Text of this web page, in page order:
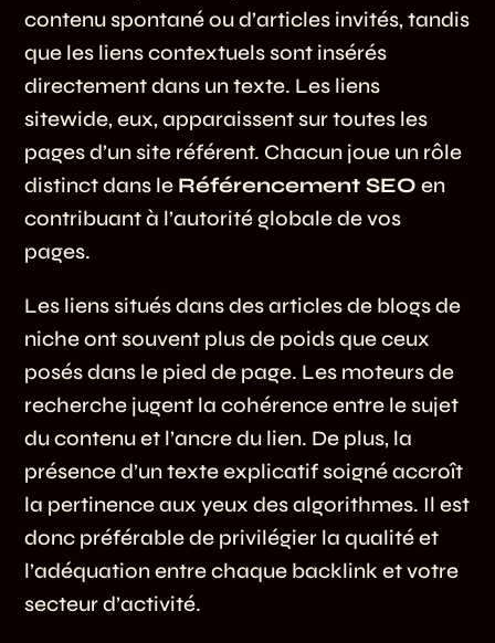
contenu spontané ou d’articles invités, tandis
que les liens contextuels sont insérés
directement dans un texte. Les liens
sitewide, eux, apparaissent sur toutes les
pages d’un site référent. Chacun joue un rôle
distinct dans le Référencement SEO en
contribuant à l’autorité globale de vos
pages.
Les liens situés dans des articles de blogs de
niche ont souvent plus de poids que ceux
posés dans le pied de page. Les moteurs de
recherche jugent la cohérence entre le sujet
du contenu et l’ancre du lien. De plus, la
présence d’un texte explicatif soigné accroît
la pertinence aux yeux des algorithmes. Il est
donc préférable de privilégier la qualité et
l’adéquation entre chaque backlink et votre
secteur d’activité.